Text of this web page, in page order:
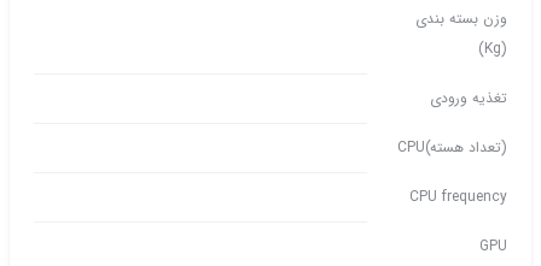
وزن بسته بندی
(Kg)
تغذیه ورودی
(تعداد هسته)CPU
CPU frequency
GPU